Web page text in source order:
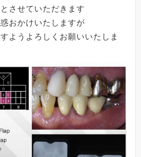
させていただきます
おかけいたしますが
ようよろしくお願いいたしま